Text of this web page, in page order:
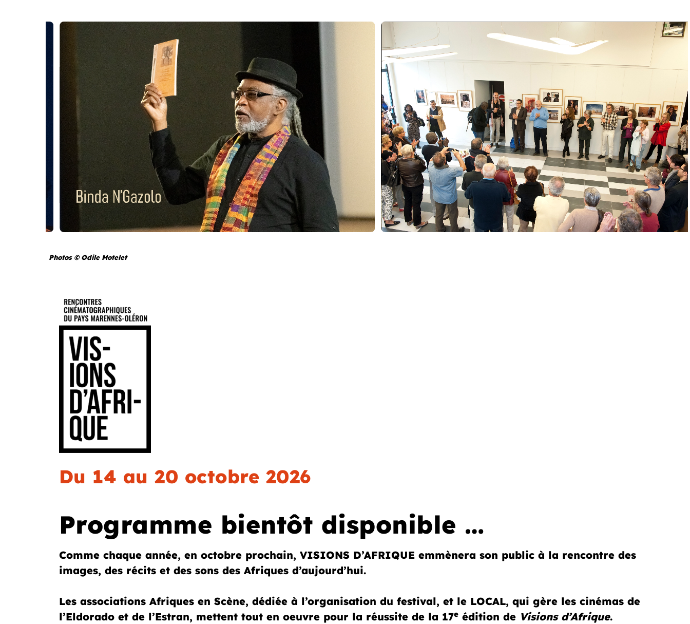
Photos © Odile Motelet
Du 14 au 20 octobre 2026
Programme bientôt disponible …
Comme chaque année, en octobre prochain, VISIONS D’AFRIQUE emmènera son public à la rencontre des
images, des récits et des sons des Afriques d’aujourd’hui.
Les associations Afriques en Scène, dédiée à l’organisation du festival, et le LOCAL, qui gère les cinémas de
l’Eldorado et de l’Estran, mettent tout en oeuvre pour la réussite de la 17eédition de Visions d’Afrique.